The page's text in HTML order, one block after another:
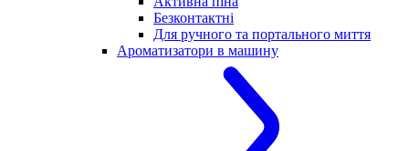
Безконтактні
Для ручного та портального миття
Ароматизатори в машину